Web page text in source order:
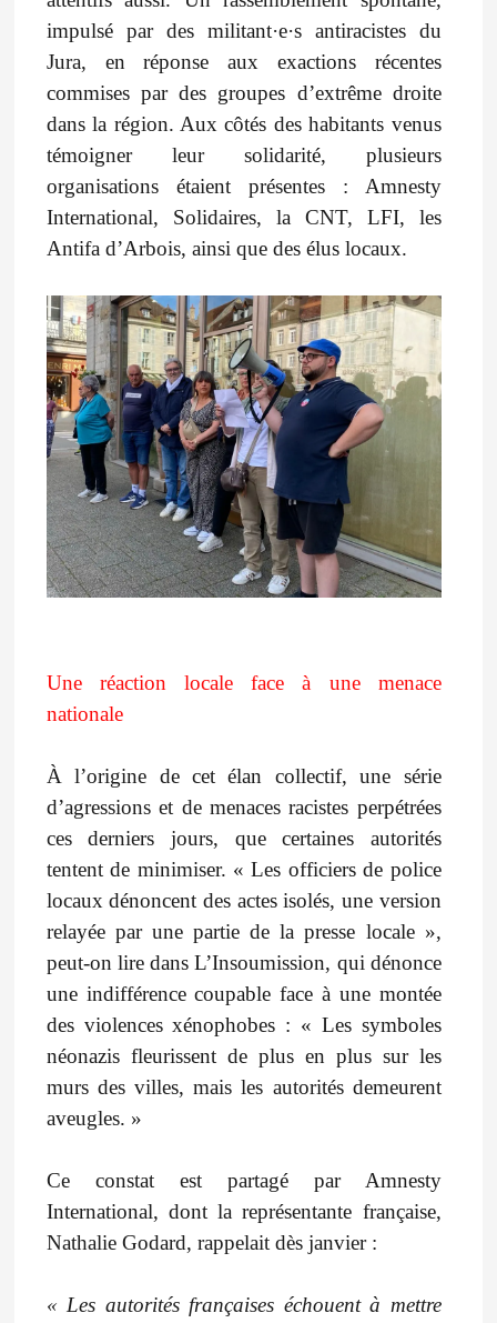
impulsé par des militant·e·s antiracistes du
Jura, en réponse aux exactions récentes
commises par des groupes d’extrême droite
dans la région. Aux côtés des habitants venus
témoigner leur solidarité, plusieurs
organisations étaient présentes : Amnesty
International, Solidaires, la CNT, LFI, les
Antifa d’Arbois, ainsi que des élus locaux.
Une réaction locale face à une menace
nationale
À l’origine de cet élan collectif, une série
d’agressions et de menaces racistes perpétrées
ces derniers jours, que certaines autorités
tentent de minimiser. « Les officiers de police
locaux dénoncent des actes isolés, une version
relayée par une partie de la presse locale »,
peut-on lire dans L’Insoumission, qui dénonce
une indifférence coupable face à une montée
des violences xénophobes : « Les symboles
néonazis fleurissent de plus en plus sur les
murs des villes, mais les autorités demeurent
aveugles. »
Ce constat est partagé par Amnesty
International, dont la représentante française,
Nathalie Godard, rappelait dès janvier :
« Les autorités françaises échouent à mettre